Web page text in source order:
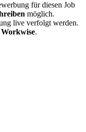
für diesen Job
möglich.
live verfolgt werden.
.